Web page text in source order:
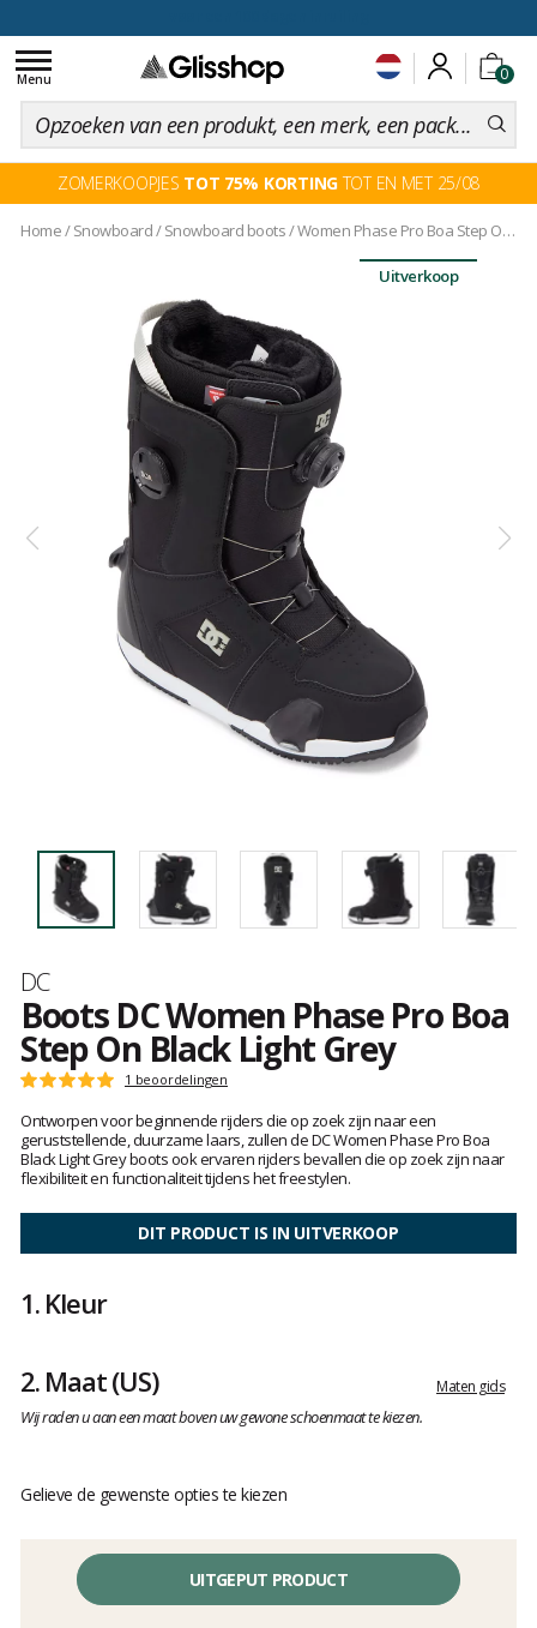
0
Toggle
navigation
Menu
ZOMERKOOPJES TOT 75% KORTINGTOT EN MET 25/08
Home/ Snowboard/Snowboard boots/Women Phase Pro Boa Step On Black Light Grey
Uitverkoop
Merk
DC
Boots DC Women Phase Pro Boa
Step On Black Light Grey
Het
van
klanten
Score
5
op
5
1 beoordelingen
Ontworpen voor beginnende rijders die op zoek zijn naar een
geruststellende, duurzame laars, zullen de DC Women Phase Pro Boa
Black Light Grey boots ook ervaren rijders bevallen die op zoek zijn naar
flexibiliteit en functionaliteit tijdens het freestylen.
DIT PRODUCT IS IN UITVERKOOP
1.Kleur
2.Maat(US) Maten gids
Wij raden u aan een maat boven uw gewone schoenmaat te kiezen.
Gelieve de gewenste opties te kiezen
UITGEPUT PRODUCT